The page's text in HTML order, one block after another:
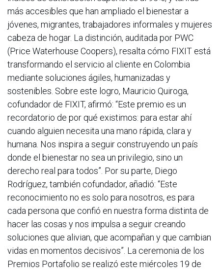
más accesibles que han ampliado el bienestar a
jóvenes, migrantes, trabajadores informales y mujeres
cabeza de hogar. La distinción, auditada por PWC
(Price Waterhouse Coopers), resalta cómo FIXIT está
transformando el servicio al cliente en Colombia
mediante soluciones ágiles, humanizadas y
sostenibles. Sobre este logro, Mauricio Quiroga,
cofundador de FIXIT, afirmó: “Este premio es un
recordatorio de por qué existimos: para estar ahí
cuando alguien necesita una mano rápida, clara y
humana. Nos inspira a seguir construyendo un país
donde el bienestar no sea un privilegio, sino un
derecho real para todos”. Por su parte, Diego
Rodríguez, también cofundador, añadió: “Este
reconocimiento no es solo para nosotros, es para
cada persona que confió en nuestra forma distinta de
hacer las cosas y nos impulsa a seguir creando
soluciones que alivian, que acompañan y que cambian
vidas en momentos decisivos”. La ceremonia de los
Premios Portafolio se realizó este miércoles 19 de